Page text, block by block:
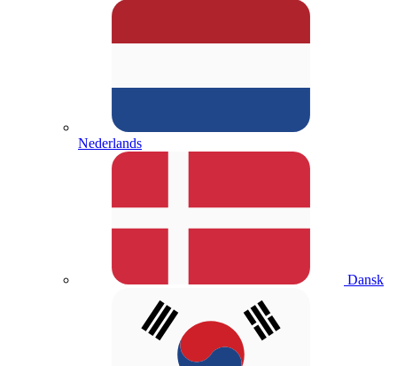
Nederlands
Dansk